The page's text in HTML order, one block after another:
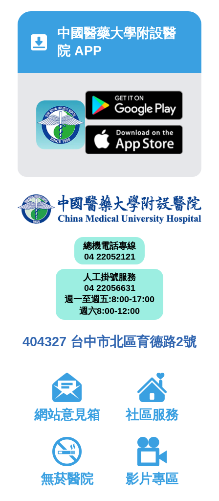
中國醫藥大學附設醫
院 APP
總機電話專線
04 22052121
人工掛號服務
04 22056631
週一至週五:8:00-17:00
週六8:00-12:00
404327 台中市北區育德路2號
網站意見箱 社區服務
無菸醫院 影片專區